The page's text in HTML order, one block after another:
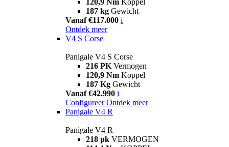
187 kg Gewicht
Vanaf €117.000 i
Ontdek meer
V4 S Corse
Panigale V4 S Corse
216 PK Vermogen
120,9 Nm Koppel
187 Kg Gewicht
Vanaf €42.990 i
Configureer Ontdek meer
Panigale V4 R
Panigale V4 R
218 pk VERMOGEN